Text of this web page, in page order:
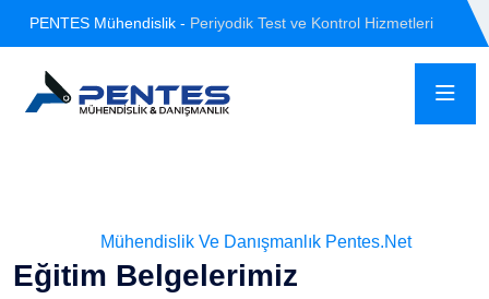
PENTES Mühendislik - Periyodik Test ve Kontrol Hizmetleri
Mühendislik Ve Danışmanlık Pentes.net
Eğitim Belgelerimiz